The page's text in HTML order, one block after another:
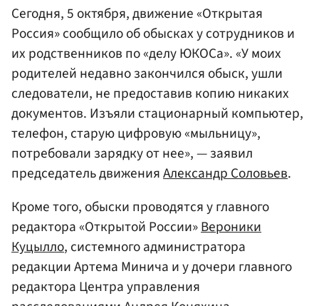
Сегодня, 5 октября, движение «Открытая
Россия» сообщило об обысках у сотрудников и
их родственников по «делу ЮКОСа». «У моих
родителей недавно закончился обыск, ушли
следователи, не предоставив копию никаких
документов. Изъяли стационарный компьютер,
телефон, старую цифровую «мыльницу»,
потребовали зарядку от нее», — заявил
председатель движенияАлександр Соловьев.
Кроме того, обыски проводятся у главного
редактора «Открытой России»Вероники
Куцылло, системного администратора
редакции Артема Минича и у дочери главного
редактора Центра управления